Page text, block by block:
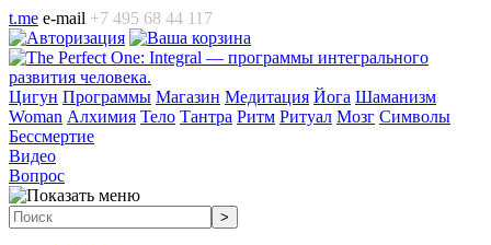
t.me e-mail +7 495 68 44 117
Цигун Программы Магазин Медитация Йога Шаманизм
Woman Алхимия Тело Тантра Ритм Ритуал Мозг Символы
Бессмертие
Видео
Вопрос